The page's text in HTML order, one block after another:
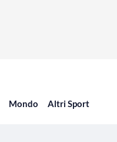
Mondo Altri Sport